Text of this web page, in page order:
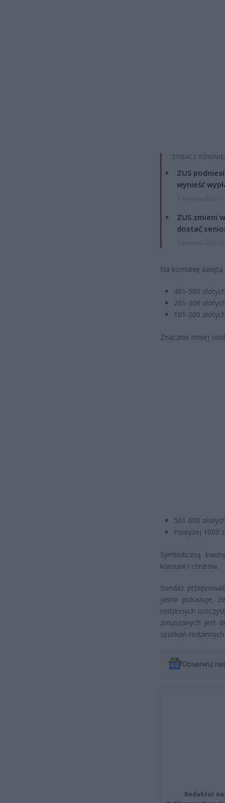
ZOBACZ
ZUS
wynieść
ZUS zmieni
dostać
Na komunię
401-500
201-300
101-200
Znacznie mniej
501-600
Powyżej 1000
Symboliczną
komunii i chrztów.
Sondaż
jasno pokazuje,
rodzinnych
zmuszonych jest
spotkań
Obserwuj
Redaktor